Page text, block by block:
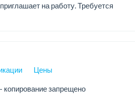
на работу. Требуется
Цены
запрещено